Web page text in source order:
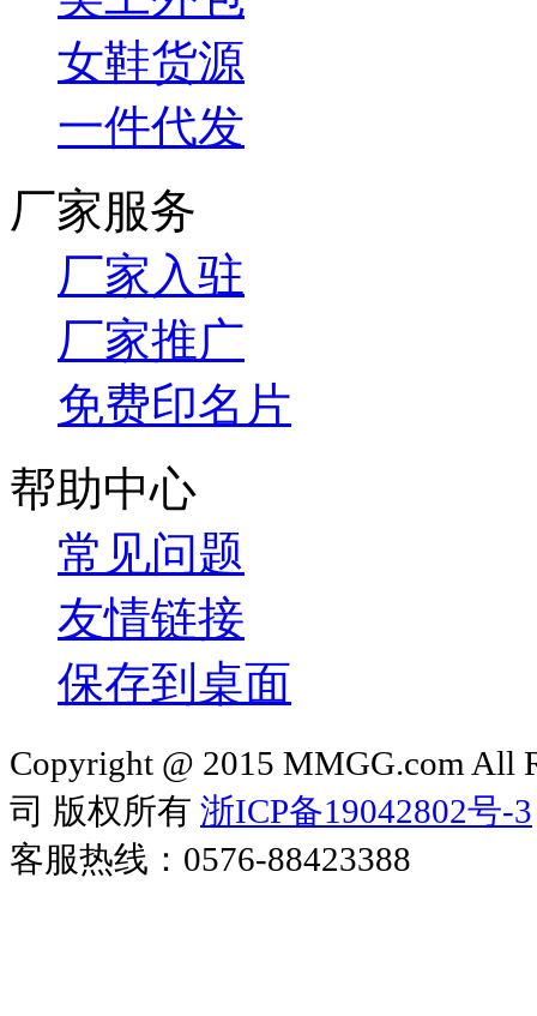
女鞋货源
一件代发
厂家服务
厂家入驻
厂家推广
免费印名片
帮助中心
常见问题
友情链接
保存到桌面
Copyright @ 2015 MMGG.com All
司 版权所有 浙ICP备19042802号-3
客服热线：0576-88423388